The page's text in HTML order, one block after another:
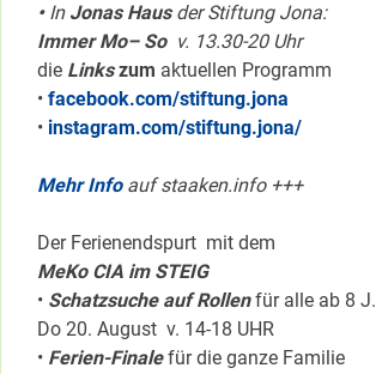
•InJonas Hausder Stiftung Jona:
Immer Mo– So v. 13.30-20 Uhr
die Linkszum aktuellen Programm
• facebook.com/stiftung.jona
• instagram.com/stiftung.jona/
Mehr Infoauf staaken.info +++
Der Ferienendspurt mit dem
MeKo CIA im STEIG
• Schatzsuche auf Rollenfür alle ab 8 J.
Do 20. August v. 14-18 UHR
• Ferien-Finalefür die ganze Familie